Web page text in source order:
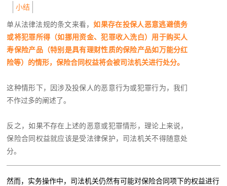
小结
单从法律法规的条文来看，如果存在投保人恶意逃避债务
或将犯罪所得（如挪用资金、犯罪收入洗白）用于购买人
寿保险产品（特别是具有理财性质的保险产品如万能分红
险等）的情形，保险合同权益将会被司法机关进行处分。
这种情形下，因涉及投保人的恶意行为或犯罪行为，我们
不作过多的阐述了。
反之，如果不存在上述的恶意或犯罪情形，理论上来说，
保险合同权益就应该是受法律保护，司法机关不得随意处
分。
然而，实务操作中，司法机关仍然有可能对保险合同项下的权益进行